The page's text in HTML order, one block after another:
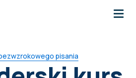
pisania